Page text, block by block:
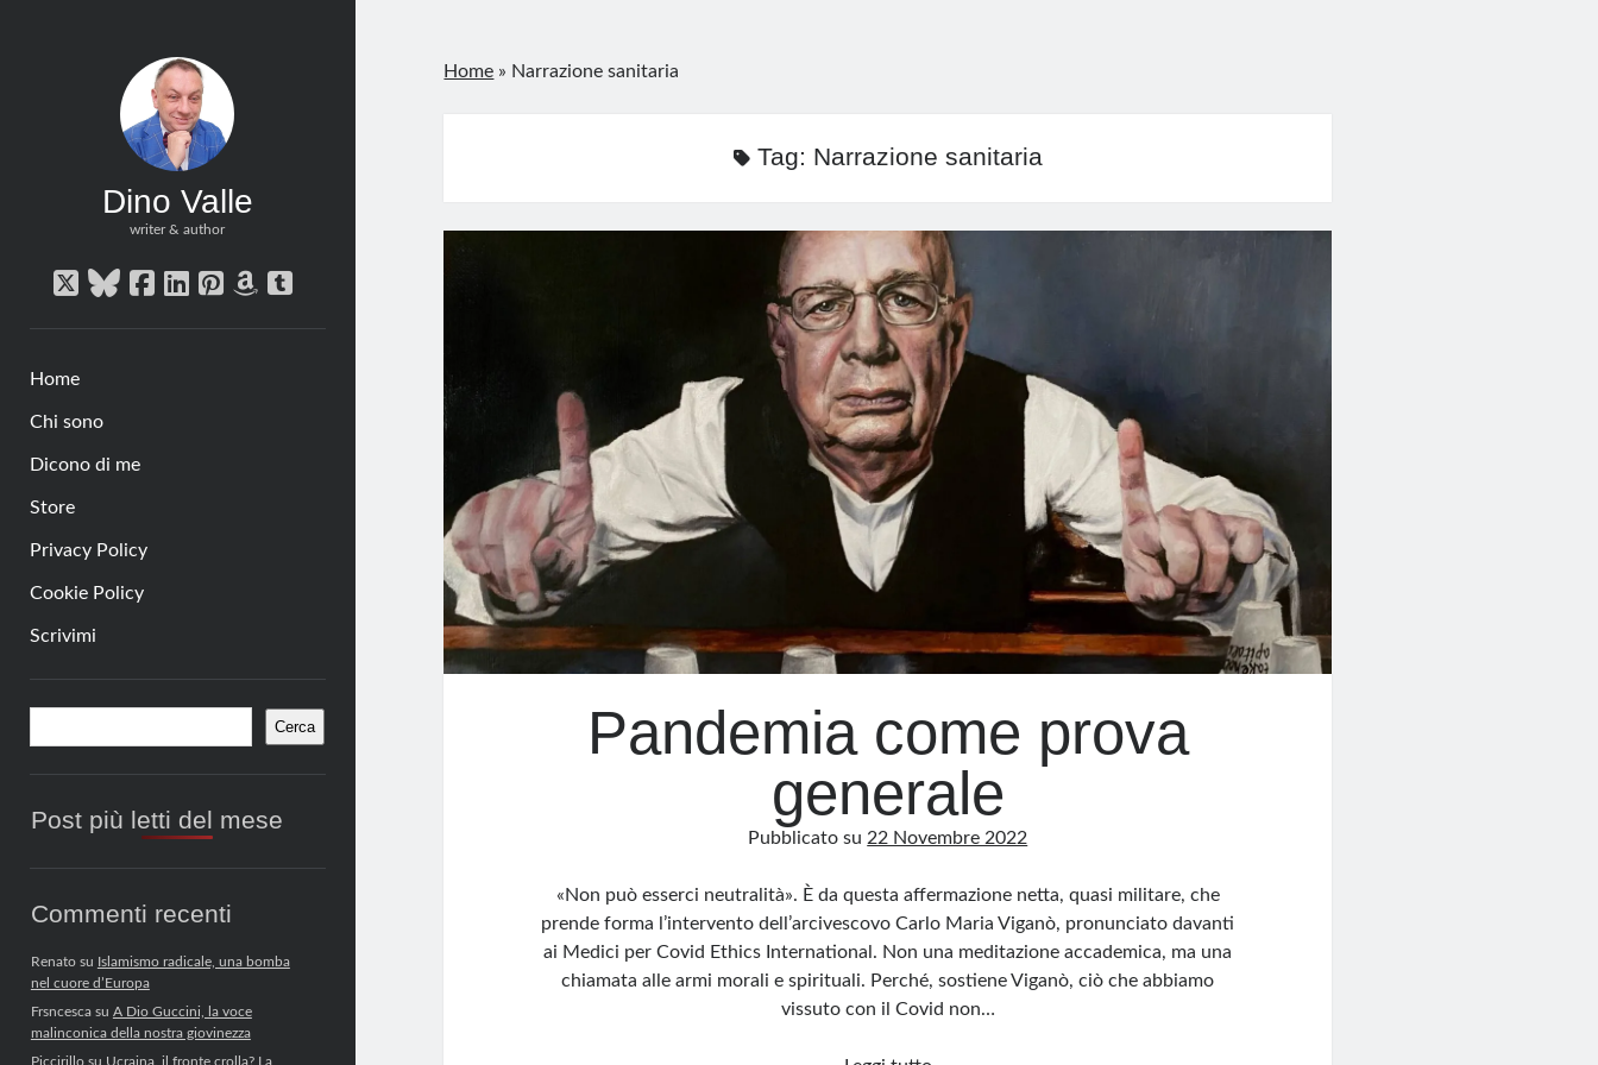
Dino Valle
writer & author
twitterbluesky
facebook
linkedin
pinterest
amazon
tumblr
Home
Chi sono
Dicono di me
Store
Privacy Policy
Cookie Policy
Scrivimi
Barra
laterale
Cerca
Post più letti del mese
Commenti recenti
Renatosu Islamismo radicale, una bomba
nel cuore d’Europa
Frsncescasu A Dio Guccini, la voce
malinconica della nostra giovinezza
Piccirillosu Ucraina, il fronte crolla? La
Home » Narrazione sanitaria
Tag: Narrazione sanitaria
Pandemia come prova
generale
Pubblicato su22 Novembre 2022
«Non può esserci neutralità». È da questa affermazione netta, quasi militare, che
prende forma l’intervento dell’arcivescovo Carlo Maria Viganò, pronunciato davanti
ai Medici per Covid Ethics International. Non una meditazione accademica, ma una
chiamata alle armi morali e spirituali. Perché, sostiene Viganò, ciò che abbiamo
vissuto con il Covid non…